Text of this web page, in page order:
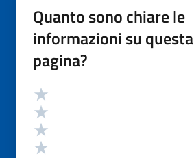
Quanto sono chiare le
informazioni su questa
pagina?
Valutazione